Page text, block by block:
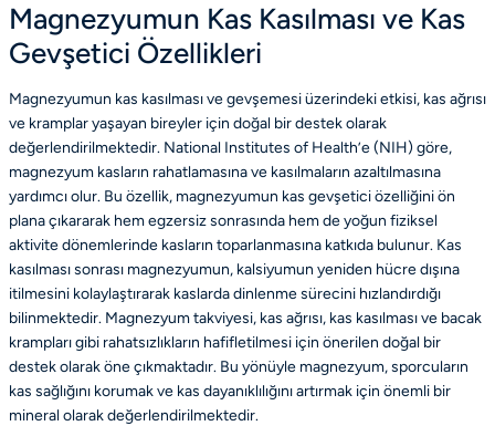
Magnezyumun Kas Kasılması ve Kas
Gevşetici Özellikleri
Magnezyumun kas kasılması ve gevşemesi üzerindeki etkisi, kas ağrısı
ve kramplar yaşayan bireyler için doğal bir destek olarak
değerlendirilmektedir. National Institutes of Health’e (NIH) göre,
magnezyum kasların rahatlamasına ve kasılmaların azaltılmasına
yardımcı olur. Bu özellik, magnezyumun kas gevşetici özelliğini ön
plana çıkararak hem egzersiz sonrasında hem de yoğun fiziksel
aktivite dönemlerinde kasların toparlanmasına katkıda bulunur. Kas
kasılması sonrası magnezyumun, kalsiyumun yeniden hücre dışına
itilmesini kolaylaştırarak kaslarda dinlenme sürecini hızlandırdığı
bilinmektedir. Magnezyum takviyesi, kas ağrısı, kas kasılması ve bacak
krampları gibi rahatsızlıkların hafifletilmesi için önerilen doğal bir
destek olarak öne çıkmaktadır. Bu yönüyle magnezyum, sporcuların
kas sağlığını korumak ve kas dayanıklılığını artırmak için önemli bir
mineral olarak değerlendirilmektedir.